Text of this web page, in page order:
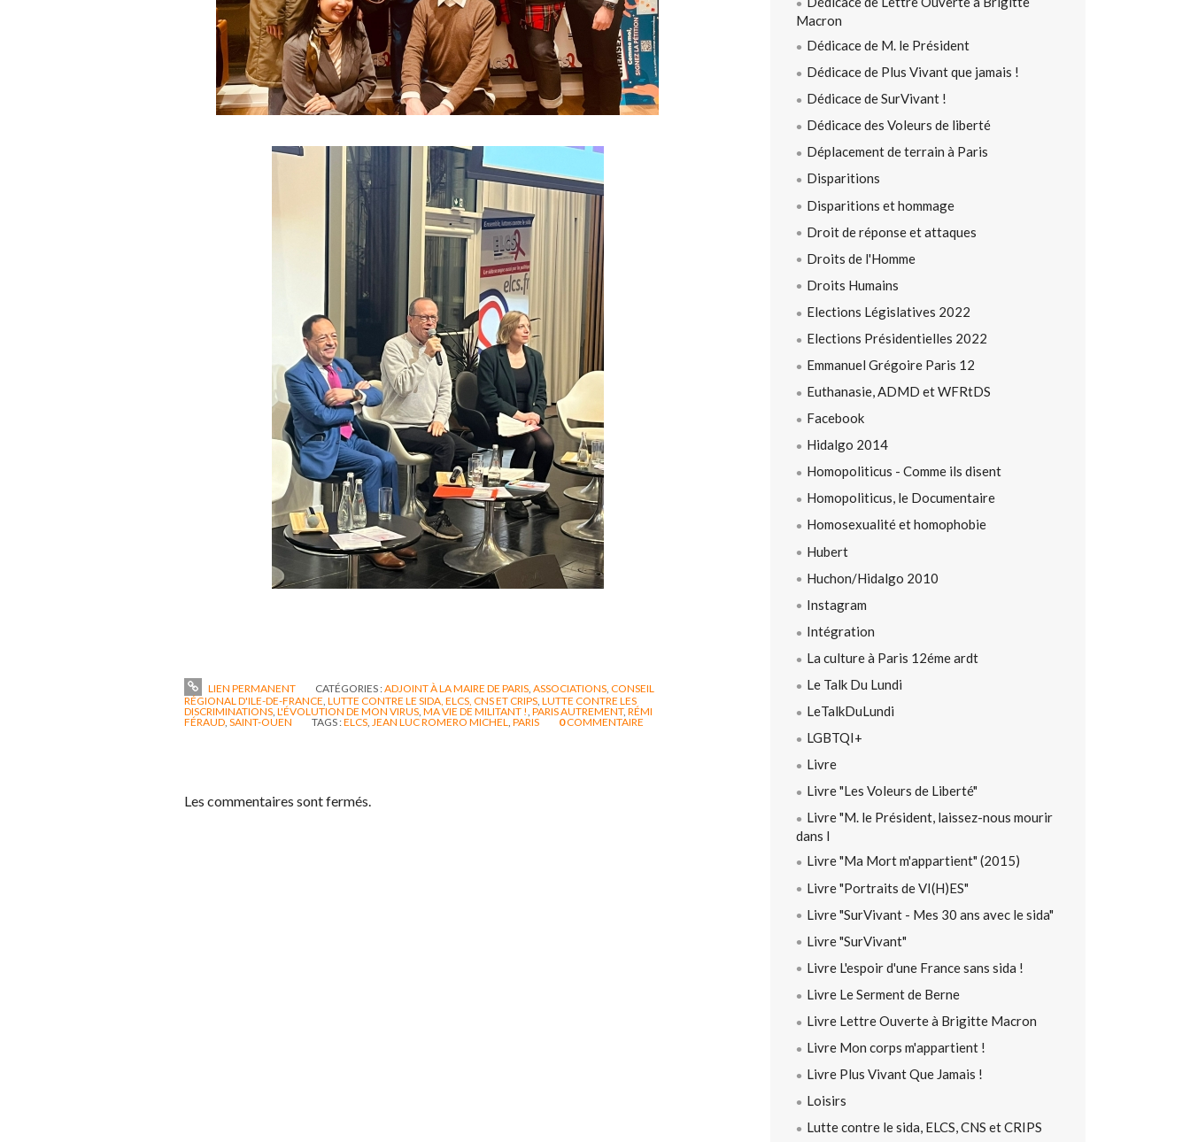
LIEN PERMANENT CATÉGORIES :ADJOINT À LA MAIRE DE PARIS ASSOCIATIONS CONSEIL
RÉGIONAL D'ILE-DE-FRANCE, LUTTE CONTRE LE SIDA, ELCS, CNS ET CRIPS, LUTTE CONTRE LES
DISCRIMINATIONS, L'ÉVOLUTION DE MON VIRUS, MA VIE DE MILITANT !, PARIS AUTREMENT, RÉMI
FÉRAUD, SAINT-OUEN TAGS :ELCS, JEAN LUC ROMERO MICHEL, PARIS 0COMMENTAIRE
Les commentaires sont fermés.
Macron
Dédicace de M. le Président
Dédicace de Plus Vivant que jamais !
Dédicace de SurVivant !
Dédicace des Voleurs de liberté
Déplacement de terrain à Paris
Disparitions
Disparitions et hommage
Droit de réponse et attaques
Droits de l'Homme
Droits Humains
Elections Législatives 2022
Elections Présidentielles 2022
Emmanuel Grégoire Paris 12
Euthanasie, ADMD et WFRtDS
Facebook
Hidalgo 2014
Homopoliticus - Comme ils disent
Homopoliticus, le Documentaire
Homosexualité et homophobie
Hubert
Huchon/Hidalgo 2010
Instagram
Intégration
La culture à Paris 12éme ardt
Le Talk Du Lundi
LeTalkDuLundi
LGBTQI+
Livre
Livre "Les Voleurs de Liberté"
Livre "M. le Président, laissez-nous mourir
dans l
Livre "Ma Mort m'appartient" (2015)
Livre "Portraits de VI(H)ES"
Livre "SurVivant - Mes 30 ans avec le sida"
Livre "SurVivant"
Livre L'espoir d'une France sans sida !
Livre Le Serment de Berne
Livre Lettre Ouverte à Brigitte Macron
Livre Mon corps m'appartient !
Livre Plus Vivant Que Jamais !
Loisirs
Lutte contre le sida, ELCS, CNS et CRIPS